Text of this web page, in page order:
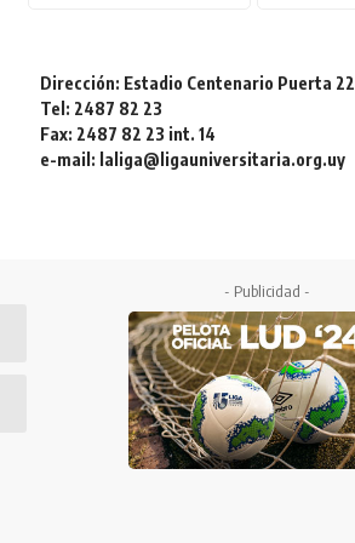
Dirección: Estadio Centenario Puerta 22
Tel: 2487 82 23
Fax: 2487 82 23 int. 14
e-mail: laliga@ligauniversitaria.org.uy
- Publicidad -